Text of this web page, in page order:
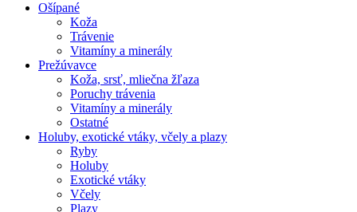
Ošípané
Koža
Trávenie
Vitamíny a minerály
Prežúvavce
Koža, srsť, mliečna žľaza
Poruchy trávenia
Vitamíny a minerály
Ostatné
Holuby, exotické vtáky, včely a plazy
Ryby
Holuby
Exotické vtáky
Včely
Plazy